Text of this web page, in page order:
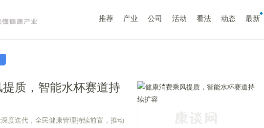
推荐 产业 公司 活动 看法 动态 最新
质，智能水杯赛道持
度迭代，全民健康管理持续前置，推动